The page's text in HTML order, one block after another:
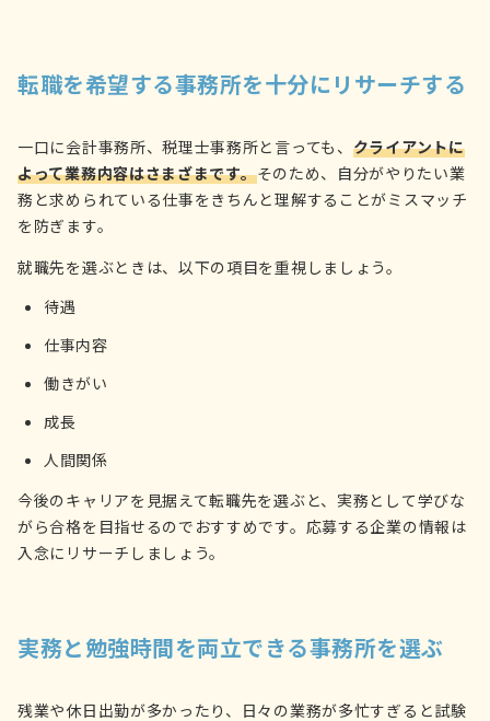
転職を希望する事務所を十分にリサーチする
一口に会計事務所、税理士事務所と言っても、 クライアントに
よって業務内容はさまざまです。そのため、自分がやりたい業
務と求められている仕事をきちんと理解することがミスマッチ
を防ぎます。
就職先を選ぶときは、以下の項目を重視しましょう。
待遇
仕事内容
働きがい
成長
人間関係
今後のキャリアを見据えて転職先を選ぶと、実務として学びな
がら合格を目指せるのでおすすめです。応募する企業の情報は
入念にリサーチしましょう。
実務と勉強時間を両立できる事務所を選ぶ
残業や休日出勤が多かったり、日々の業務が多忙すぎると試験